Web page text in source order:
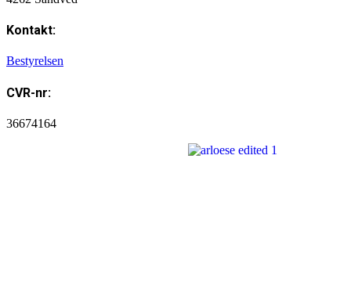
Kontakt:
Bestyrelsen
CVR-nr:
36674164